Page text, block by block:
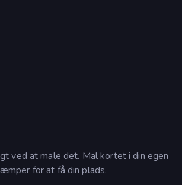
ved at male det. Mal kortet i din egen
for at få din plads.